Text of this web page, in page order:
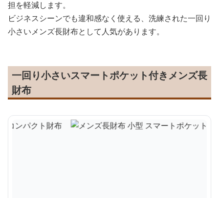
担を軽減します。
ビジネスシーンでも違和感なく使える、洗練された一回り
小さいメンズ長財布として人気があります。
一回り小さいスマートポケット付きメンズ長
財布